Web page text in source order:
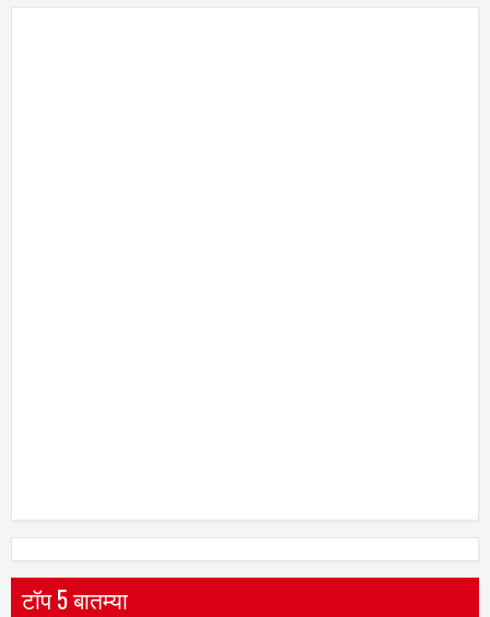
टॉप 5 बातम्या